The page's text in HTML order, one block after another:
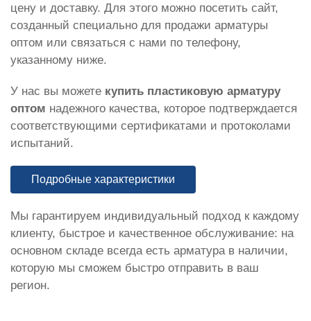
цену и доставку. Для этого можно посетить сайт,
созданный специально для продажи арматуры
оптом или связаться с нами по телефону,
указанному ниже.
У нас вы можете купить пластиковую арматуру
оптом надежного качества, которое подтверждается
соответствующими сертификатами и протоколами
испытаний.
Подробные характеристики
Мы гарантируем индивидуальный подход к каждому
клиенту, быстрое и качественное обслуживание: на
основном складе всегда есть арматура в наличии,
которую мы сможем быстро отправить в ваш
регион.